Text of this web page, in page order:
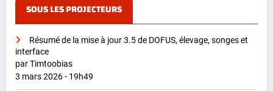
SOUS LES PROJECTEURS
Résumé de la mise à jour 3.5 de DOFUS, élevage, songes et
interface
par Timtoobias
3 mars 2026 - 19h49